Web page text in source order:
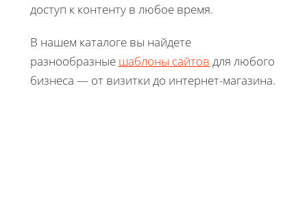
доступ к контенту в любое время.
В нашем каталоге вы найдете
разнообразные шаблоны сайтов для любого
бизнеса — от визитки до интернет-магазина.